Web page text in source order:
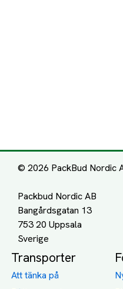
© 2026 PackBud Nordic
Packbud Nordic AB
Bangårdsgatan 13
753 20 Uppsala
Transporter
Att tänka på